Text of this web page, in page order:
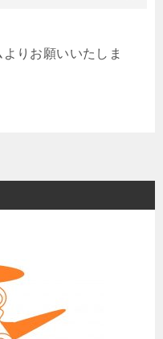
りお願いいたしま